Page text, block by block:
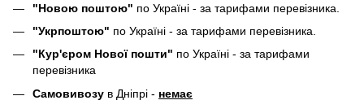
"Новою поштою" по Україні - за тарифами перевізника.
"Укрпоштою" по Україні - за тарифами перевізника.
"Кур'єром Нової пошти" по Україні - за тарифами
перевізника
Самовивозу в Дніпрі - немає